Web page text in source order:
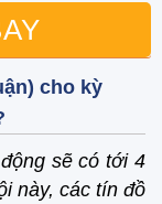
cho kỳ
sẽ có tới 4
này, các tín đồ